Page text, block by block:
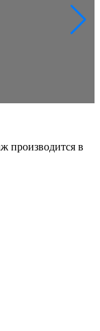
производится в